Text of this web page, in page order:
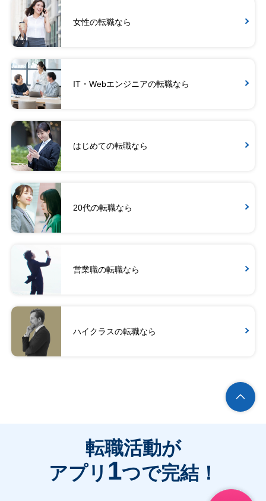
女性の転職なら
IT・Webエンジニアの転職なら
はじめての転職なら
20代の転職なら
営業職の転職なら
ハイクラスの転職なら
転職活動が
アプリ 1つで完結！